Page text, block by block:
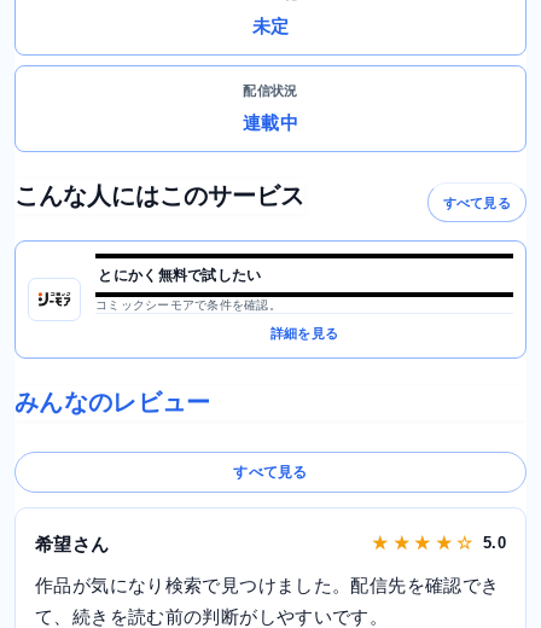
未定
配信状況
連載中
こんな人にはこのサービス すべて見る
とにかく無料で試したい
コミックシーモアで条件を確認。
詳細を見る
みんなのレビュー
すべて見る
希望さん ★ ★ ★ ★ ☆ 5.0
作品が気になり検索で見つけました。配信先を確認でき
て、続きを読む前の判断がしやすいです。